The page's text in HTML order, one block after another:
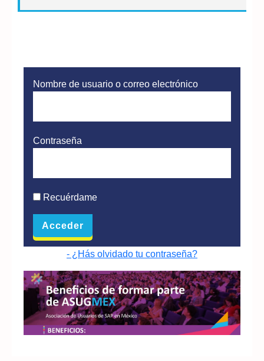
Nombre de usuario o correo electrónico
Contraseña
Recuérdame
- ¿Hás olvidado tu contraseña?